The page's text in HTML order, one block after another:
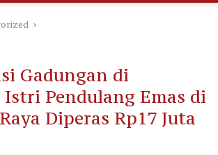
Gadungan di
Istri Pendulang Emas di
Diperas Rp17 Juta